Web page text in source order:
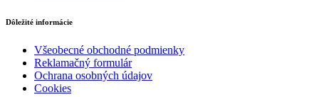
Dôležité informácie
Všeobecné obchodné podmienky
Reklamačný formulár
Ochrana osobných údajov
Cookies